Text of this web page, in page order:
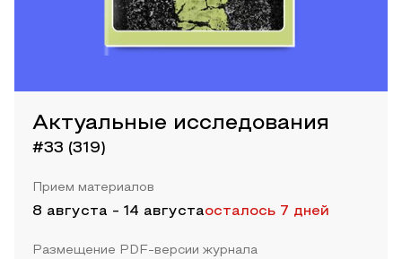
Актуальные исследования
#33 (319)
Прием материалов
8 августа - 14 августаосталось 7 дней
Размещение PDF-версии журнала